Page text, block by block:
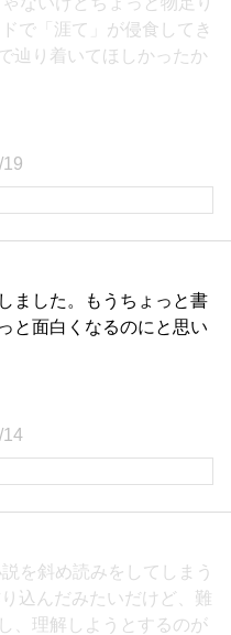
で「涯て」が侵食してき
辿り着いてほしかったか
ました。もうちょっと書
と面白くなるのにと思い
14
を斜め読みをしてしまう
込んだみたいだけど、難
、理解しようとするのが